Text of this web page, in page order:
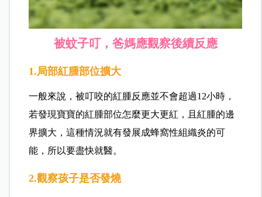
被蚊子叮，爸媽應觀察後續反應
1.局部紅腫部位擴大
一般來說，被叮咬的紅腫反應並不會超過12小時，
若發現寶寶的紅腫部位怎麼更大更紅，且紅腫的邊
界擴大，這種情況就有發展成蜂窩性組織炎的可
能，所以要盡快就醫。
2.觀察孩子是否發燒